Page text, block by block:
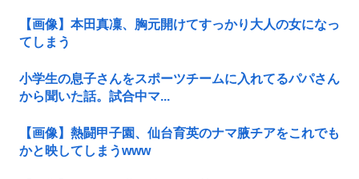
【画像】本田真凜、胸元開けてすっかり大人の女になっ
てしまう
小学生の息子さんをスポーツチームに入れてるパパさん
から聞いた話。試合中マ...
【画像】熱闘甲子園、仙台育英のナマ腋チアをこれでも
かと映してしまうwww